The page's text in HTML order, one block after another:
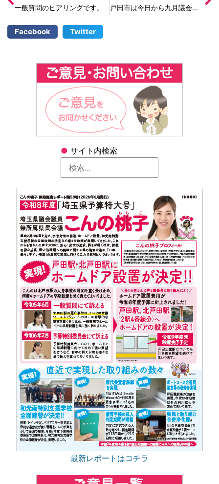
● サイト内検索
最新レポートはコチラ
一般質問のヒアリングです。 戸田市は今日から九月議会が開会日です。
Facebook Twitter